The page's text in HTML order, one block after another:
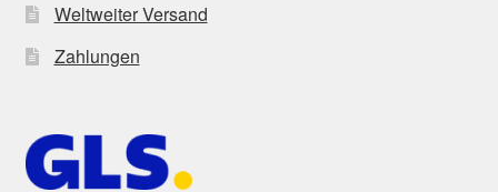
Weltweiter Versand
Zahlungen